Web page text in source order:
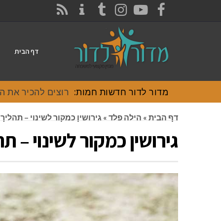
FACEBOOK
YOUTUBE
INSTAGRAM
TUMBLR
דף הבית
מדור לדור חדשות חמות: רוצים להכיר את
דף הבית » הילה פלד » גירושין כמקור לשינוי –
גירושין כמקור לשינוי